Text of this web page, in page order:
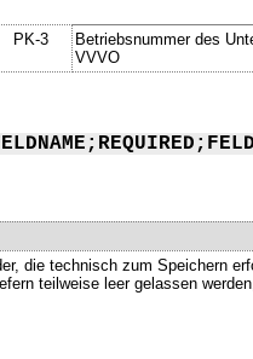
PK-3
Betriebsnummer des
VVVO
die technisch zum Speichern
teilweise leer gelassen